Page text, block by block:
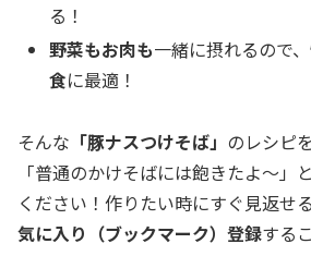
る！
野菜もお肉も一緒に摂れるので、
食に最適！
そんな 「豚ナスつけそば」 のレシピ
「普通のかけそばには飽きたよ～」
ください！作りたい時にすぐ見返せ
気に入り（ブックマーク）登録する